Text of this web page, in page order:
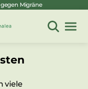
Migräne
viele